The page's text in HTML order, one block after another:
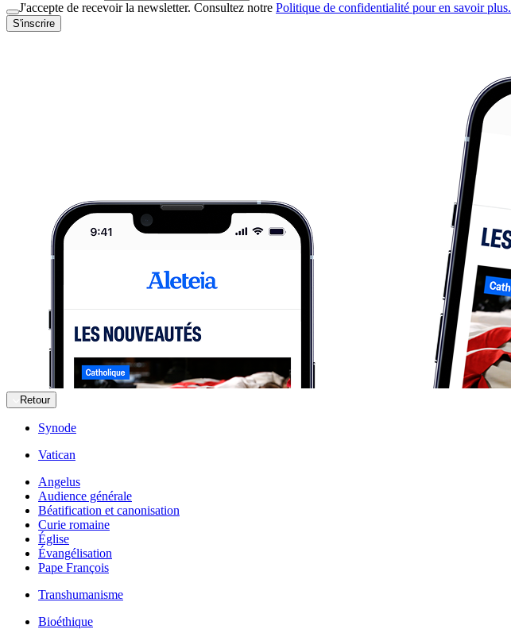
J'accepte de recevoir la newsletter. Consultez notre Politique de confidentialité pour en savoir plus.
S'inscrire
Retour
Synode
Vatican
Angelus
Audience générale
Béatification et canonisation
Curie romaine
Église
Évangélisation
Pape François
Transhumanisme
Bioéthique